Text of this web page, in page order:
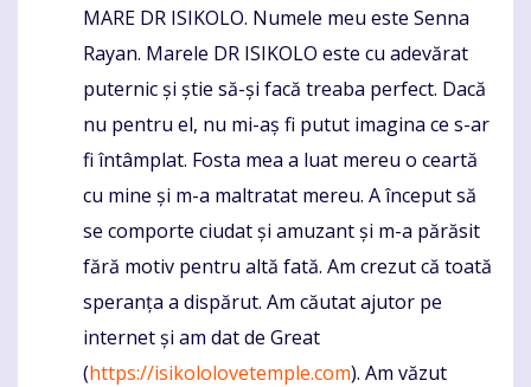
MARE DR ISIKOLO. Numele meu este Senna
Rayan. Marele DR ISIKOLO este cu adevărat
puternic și știe să-și facă treaba perfect. Dacă
nu pentru el, nu mi-aș fi putut imagina ce s-ar
fi întâmplat. Fosta mea a luat mereu o ceartă
cu mine și m-a maltratat mereu. A început să
se comporte ciudat și amuzant și m-a părăsit
fără motiv pentru altă fată. Am crezut că toată
speranța a dispărut. Am căutat ajutor pe
internet și am dat de Great
(https://isikololovetemple.com). Am văzut